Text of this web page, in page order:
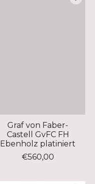
Graf von Faber-
Castell GvFC FH
Ebenholz platiniert
€560,00